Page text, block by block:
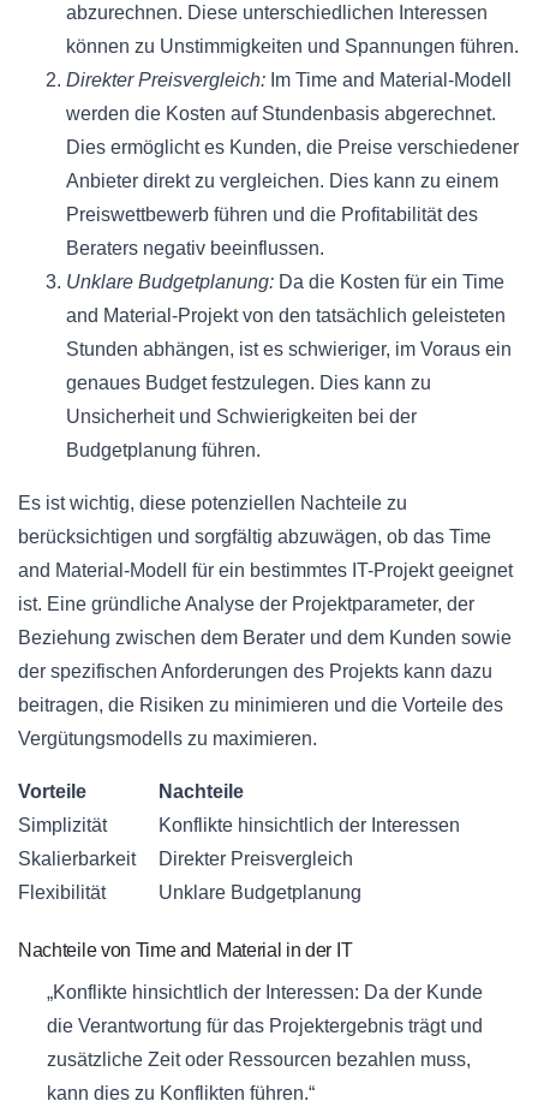
abzurechnen. Diese unterschiedlichen Interessen
können zu Unstimmigkeiten und Spannungen führen.
Direkter Preisvergleich: Im Time and Material-Modell
werden die Kosten auf Stundenbasis abgerechnet.
Dies ermöglicht es Kunden, die Preise verschiedener
Anbieter direkt zu vergleichen. Dies kann zu einem
Preiswettbewerb führen und die Profitabilität des
Beraters negativ beeinflussen.
Unklare Budgetplanung: Da die Kosten für ein Time
and Material-Projekt von den tatsächlich geleisteten
Stunden abhängen, ist es schwieriger, im Voraus ein
genaues Budget festzulegen. Dies kann zu
Unsicherheit und Schwierigkeiten bei der
Budgetplanung führen.
Es ist wichtig, diese potenziellen Nachteile zu
berücksichtigen und sorgfältig abzuwägen, ob das Time
and Material-Modell für ein bestimmtes IT-Projekt geeignet
ist. Eine gründliche Analyse der Projektparameter, der
Beziehung zwischen dem Berater und dem Kunden sowie
der spezifischen Anforderungen des Projekts kann dazu
beitragen, die Risiken zu minimieren und die Vorteile des
Vergütungsmodells zu maximieren.
Vorteile
Nachteile
Simplizität
Konflikte hinsichtlich der Interessen
Skalierbarkeit
Direkter Preisvergleich
Flexibilität
Unklare Budgetplanung
Nachteile von Time and Material in der IT
„Konflikte hinsichtlich der Interessen: Da der Kunde
die Verantwortung für das Projektergebnis trägt und
zusätzliche Zeit oder Ressourcen bezahlen muss,
kann dies zu Konflikten führen.“